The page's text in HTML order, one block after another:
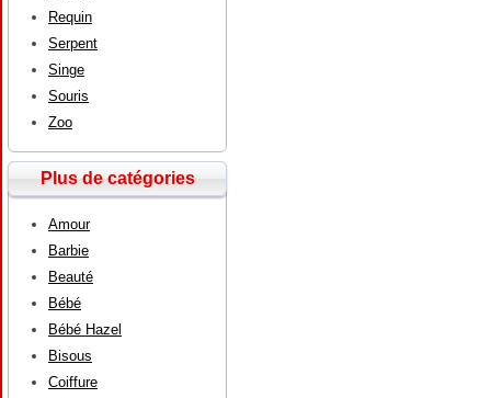
Requin
Serpent
Singe
Souris
Zoo
Plus de catégories
Amour
Barbie
Beauté
Bébé
Bébé Hazel
Bisous
Coiffure